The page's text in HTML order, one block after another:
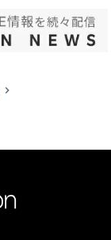
navigate_next